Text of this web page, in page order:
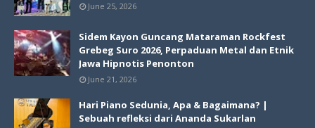
June 25, 2026
Sidem Kayon Guncang Mataraman Rockfest
Grebeg Suro 2026, Perpaduan Metal dan Etnik
Jawa Hipnotis Penonton
June 21, 2026
Hari Piano Sedunia, Apa & Bagaimana? |
Sebuah refleksi dari Ananda Sukarlan